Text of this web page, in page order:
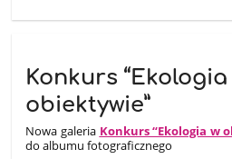
Konkurs “Ekologia
obiektywie”
Nowa galeria Konkurs “Ekologia w
do albumu fotograficznego